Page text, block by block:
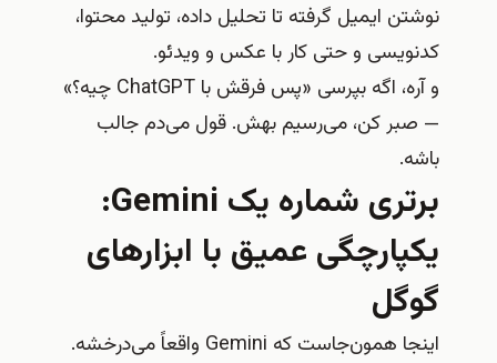
نوشتن ایمیل گرفته تا تحلیل داده، تولید محتوا،
کدنویسی و حتی کار با عکس و ویدئو.
و آره، اگه بپرسی «پس فرقش با ChatGPT چیه؟»
— صبر کن، می‌رسیم بهش. قول می‌دم جالب
باشه.
برتری شماره یک Gemini:
یکپارچگی عمیق با ابزارهای
گوگل
اینجا همون‌جاست که Gemini واقعاً می‌درخشه.